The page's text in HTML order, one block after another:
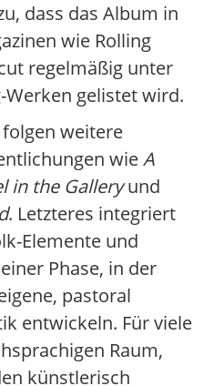
dass das Album in
wie Rolling
regelmäßig unter
gelistet wird.
folgen weitere
wieA
in the Galleryund
. Letzteres integriert
Elemente und
Phase, in der
pastoral
entwickeln. Für viele
Raum,
künstlerisch